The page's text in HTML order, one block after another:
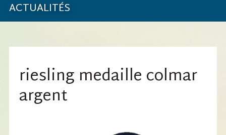
ACTUALITÉS
riesling medaille colmar
argent